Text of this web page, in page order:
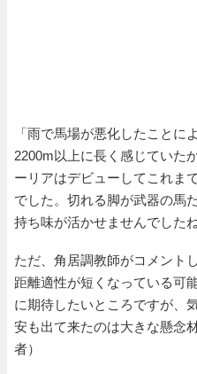
「雨で馬場が悪化したことに
2200m以上に長く感じていた
ーリアはデビューしてこれま
でした。切れる脚が武器の馬
持ち味が活かせませんでしたね
ただ、角居調教師がコメント
距離適性が短くなっている可
に期待したいところですが、
安も出て来たのは大きな懸念
者）